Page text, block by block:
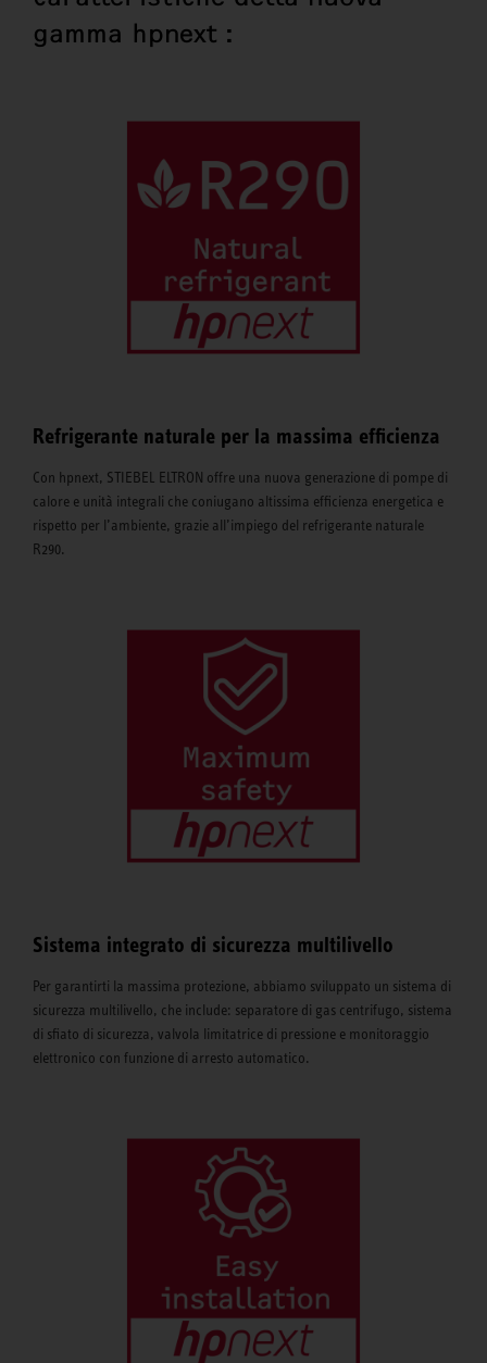
gamma hpnext :
Refrigerante naturale per la massima efficienza
Con hpnext, STIEBEL ELTRON offre una nuova generazione di pompe di
calore e unità integrali che coniugano altissima efficienza energetica e
rispetto per l’ambiente, grazie all’impiego del refrigerante naturale
R290.
Sistema integrato di sicurezza multilivello
Per garantirti la massima protezione, abbiamo sviluppato un sistema di
sicurezza multilivello, che include: separatore di gas centrifugo, sistema
di sfiato di sicurezza, valvola limitatrice di pressione e monitoraggio
elettronico con funzione di arresto automatico.